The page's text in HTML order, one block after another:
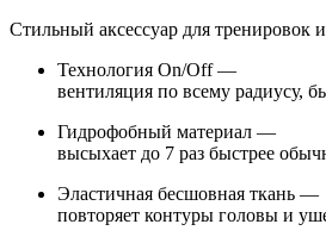
Стильный аксессуар для тренировок и
Технология On/Off —
вентиляция по всему радиусу,
Гидрофобный материал —
высыхает до 7 раз быстрее
Эластичная бесшовная ткань —
повторяет контуры головы и